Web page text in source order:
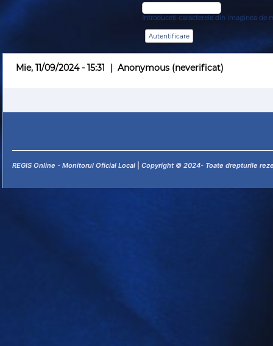
Introduceți caracterele din imaginea de
Mie, 11/09/2024 - 15:31 | Anonymous (neverificat)
REGIS Online - Monitorul Oficial Local Copyright © 2024- Toate drepturile